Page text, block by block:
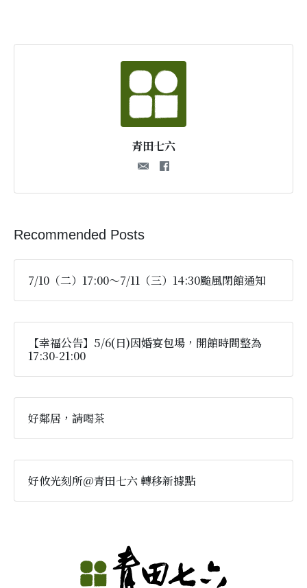
青田七六
Recommended Posts
7/10（二）17:00～7/11（三）14:30颱風閉館通知
【幸福公告】5/6(日)因婚宴包場，開館時間整為
17:30-21:00
好鄰居，請喝茶
好攸光刻所@青田七六 轉移新據點